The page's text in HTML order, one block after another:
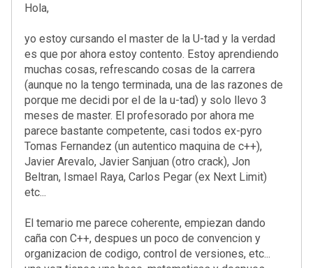
Hola,
yo estoy cursando el master de la U-tad y la verdad
es que por ahora estoy contento. Estoy aprendiendo
muchas cosas, refrescando cosas de la carrera
(aunque no la tengo terminada, una de las razones de
porque me decidi por el de la u-tad) y solo llevo 3
meses de master. El profesorado por ahora me
parece bastante competente, casi todos ex-pyro
Tomas Fernandez (un autentico maquina de c++),
Javier Arevalo, Javier Sanjuan (otro crack), Jon
Beltran, Ismael Raya, Carlos Pegar (ex Next Limit)
etc...
El temario me parece coherente, empiezan dando
caña con C++, despues un poco de convencion y
organizacion de codigo, control de versiones, etc...